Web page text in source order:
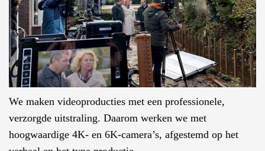
We maken videoproducties met een professionele,
verzorgde uitstraling. Daarom werken we met
hoogwaardige 4K- en 6K-camera’s, afgestemd op het